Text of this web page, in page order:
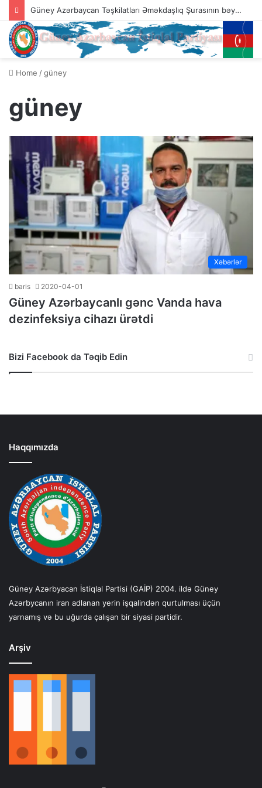
Güney Azərbaycan Təşkilatları Əməkdaşlıq Şurasının bəyanatı
Home /güney
güney
Xəbərlər
baris 2020-04-01
Güney Azərbaycanlı gənc Vanda hava
dezinfeksiya cihazı ürətdi
Bizi Facebook da Təqib Edin
Haqqımızda
Güney Azərbyacan İstiqlal Partisi (GAİP) 2004. ildə Güney
Azərbycanın iran adlanan yerin işqalindən qurtulması üçün
yarnamış və bu uğurda çalışan bir siyasi partidir.
Arşiv